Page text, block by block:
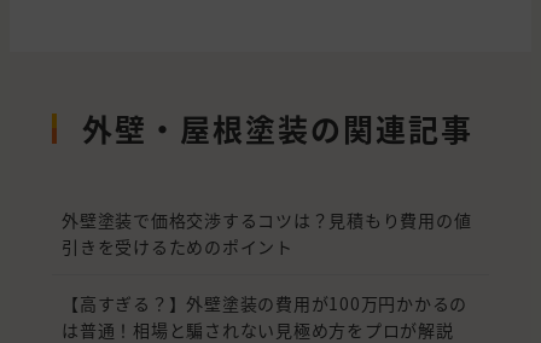
外壁・屋根塗装の関連記事
外壁塗装で価格交渉するコツは？見積もり費用の値
引きを受けるためのポイント
【高すぎる？】外壁塗装の費用が100万円かかるの
は普通！相場と騙されない見極め方をプロが解説